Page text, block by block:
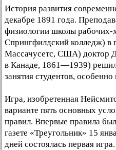
История развития
декабре 1891 года.
физиологии школы
Спрингфилдский колледж) в
Массачусетс, США) доктор
в Канаде, 1861—1939)
занятия студентов,
Игра, изобретенная
варианте пять основных
правил. Впервые правила
газете «Треугольник» 15
дней состоялась первая игра.